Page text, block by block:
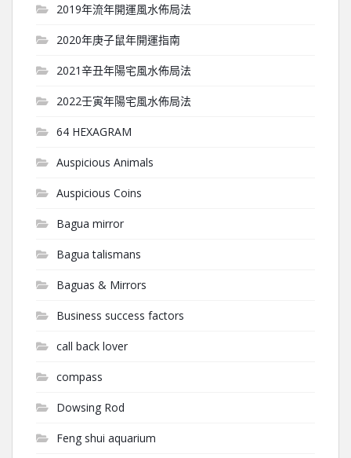
2019年流年開運風水佈局法
2020年庚子鼠年開運指南
2021辛丑年陽宅風水佈局法
2022壬寅年陽宅風水佈局法
64 HEXAGRAM
Auspicious Animals
Auspicious Coins
Bagua mirror
Bagua talismans
Baguas & Mirrors
Business success factors
call back lover
compass
Dowsing Rod
Feng shui aquarium